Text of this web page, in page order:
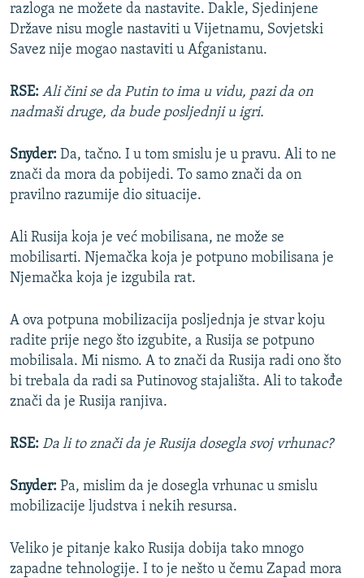
razloga ne možete da nastavite. Dakle, Sjedinjene
Države nisu mogle nastaviti u Vijetnamu, Sovjetski
Savez nije mogao nastaviti u Afganistanu.
RSE: Ali čini se da Putin to ima u vidu, pazi da on
nadmaši druge, da bude posljednji u igri.
Snyder: Da, tačno. I u tom smislu je u pravu. Ali to ne
znači da mora da pobijedi. To samo znači da on
pravilno razumije dio situacije.
Ali Rusija koja je već mobilisana, ne može se
mobilisarti. Njemačka koja je potpuno mobilisana je
Njemačka koja je izgubila rat.
A ova potpuna mobilizacija posljednja je stvar koju
radite prije nego što izgubite, a Rusija se potpuno
mobilisala. Mi nismo. A to znači da Rusija radi ono što
bi trebala da radi sa Putinovog stajališta. Ali to takođe
znači da je Rusija ranjiva.
RSE: Da li to znači da je Rusija dosegla svoj vrhunac?
Snyder: Pa, mislim da je dosegla vrhunac u smislu
mobilizacije ljudstva i nekih resursa.
Veliko je pitanje kako Rusija dobija tako mnogo
zapadne tehnologije. I to je nešto u čemu Zapad mora